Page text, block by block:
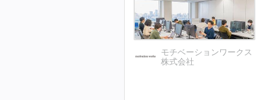
モチベーションワークス
株式会社